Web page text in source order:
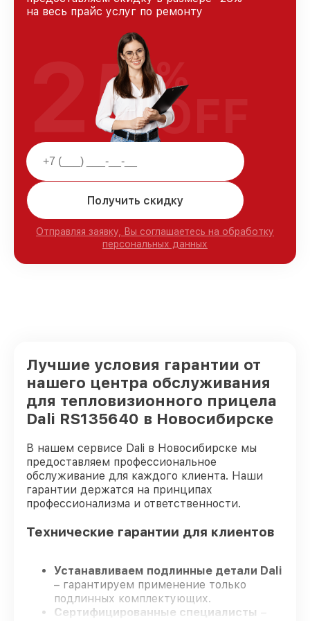
на весь прайс услуг по ремонту
Получить скидку
Отправляя заявку, Вы соглашаетесь на обработку
персональных данных
25%
OFF
Лучшие условия гарантии от
нашего центра обслуживания
для тепловизионного прицела
Dali RS135640 в Новосибирске
В нашем сервисе Dali в Новосибирске мы
предоставляем профессиональное
обслуживание для каждого клиента. Наши
гарантии держатся на принципах
профессионализма и ответственности.
Технические гарантии для клиентов
Устанавливаем подлинные детали Dali
– гарантируем применение только
подлинных комплектующих.
Сертифицированные специалисты –